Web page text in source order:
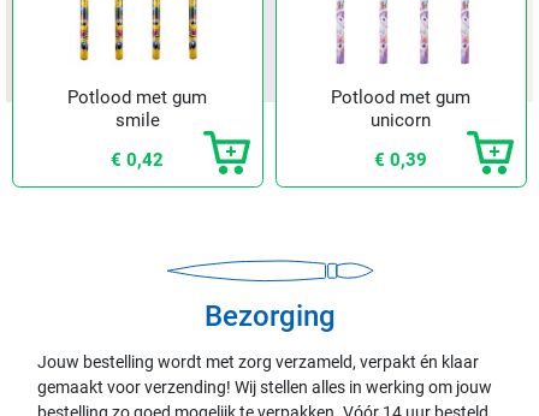
Potlood met gum
smile
€ 0,42
Potlood met gum
unicorn
€ 0,39
Bezorging
Jouw bestelling wordt met zorg verzameld, verpakt én klaar
gemaakt voor verzending! Wij stellen alles in werking om jouw
bestelling zo goed mogelijk te verpakken. Vóór 14 uur besteld